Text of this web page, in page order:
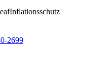
Inflationsschutz
2699